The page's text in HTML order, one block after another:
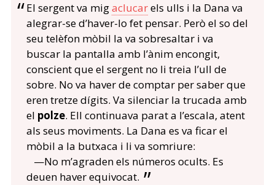
El sergent va migaclucarels ulls i la Dana va
alegrar-se d’haver-lo fet pensar. Però el so del
seu telèfon mòbil la va sobresaltar i va
buscar la pantalla amb l’ànim encongit,
conscient que el sergent no li treia l’ull de
sobre. No va haver de comptar per saber que
eren tretze dígits. Va silenciar la trucada amb
el polze. Ell continuava parat a l’escala, atent
als seus moviments. La Dana es va ficar el
mòbil a la butxaca i li va somriure:
—No m’agraden els números ocults. Es
deuen haver equivocat.